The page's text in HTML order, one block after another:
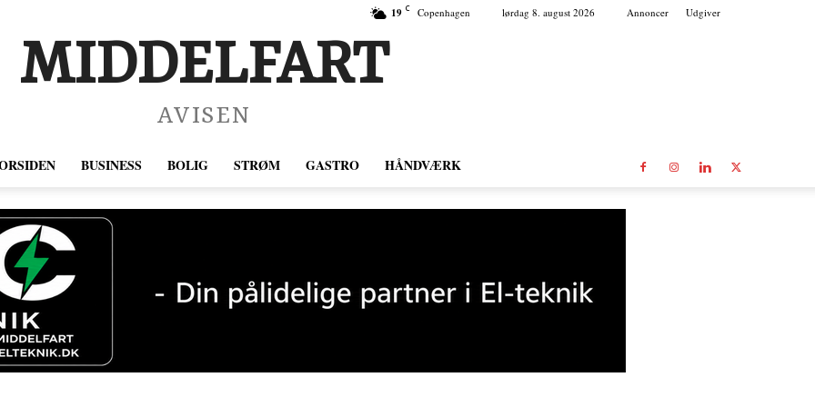
19 C Copenhagen lørdag 8. august 2026 Annoncer Udgiver
MIDDELFART
AVISEN
BUSINESS BOLIG STRØM GASTRO HÅNDVÆRK